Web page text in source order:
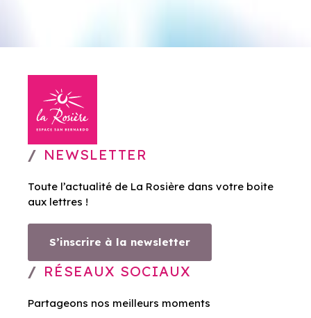
NEWSLETTER
Toute l’actualité de La Rosière dans votre boite
aux lettres !
S’inscrire à la newsletter
RÉSEAUX SOCIAUX
Partageons nos meilleurs moments